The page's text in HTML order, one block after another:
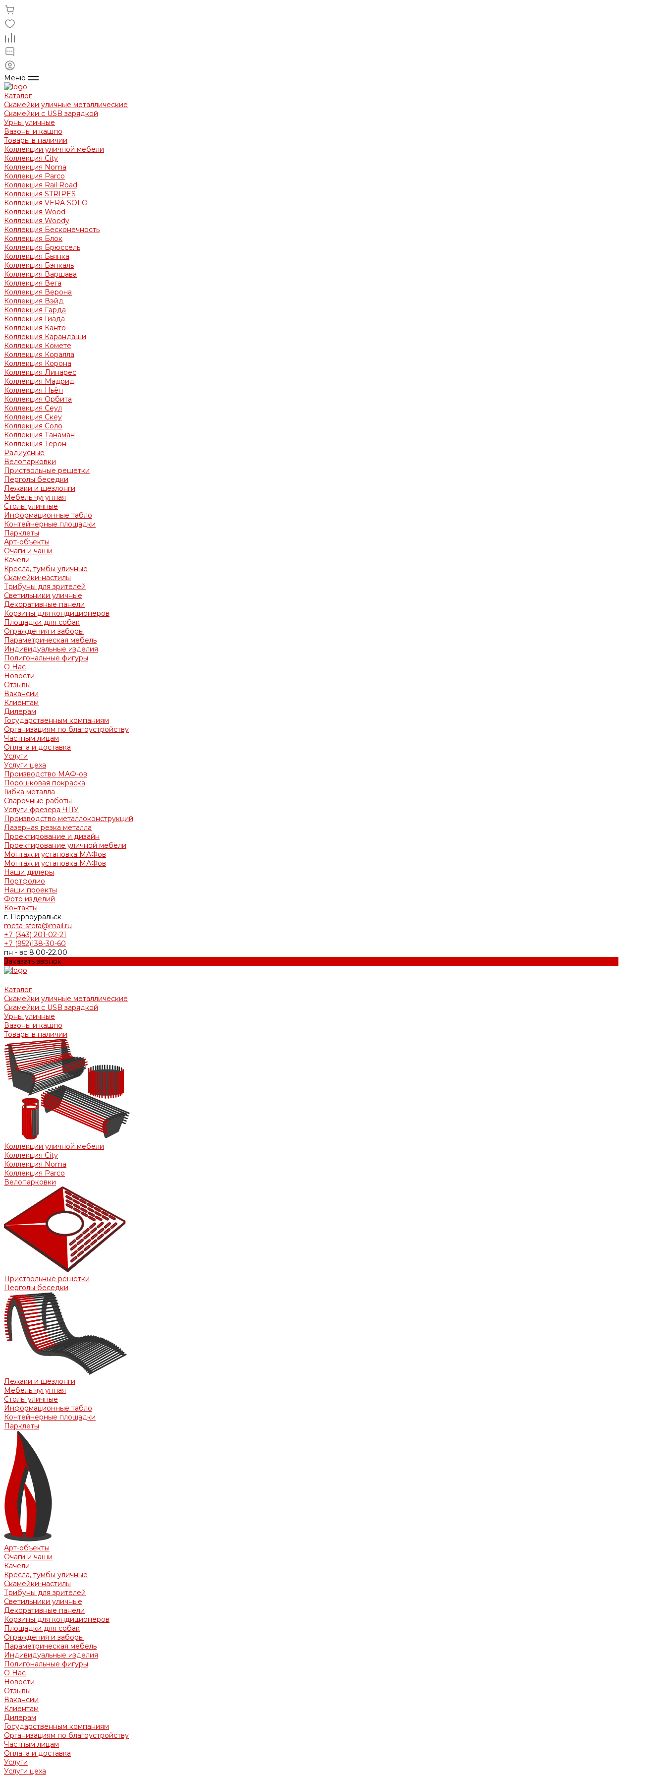
Меню
Каталог
Скамейки уличные металлические
Скамейки с USB зарядкой
Урны уличные
Вазоны и кашпо
Товары в наличии
Коллекции уличной мебели
Коллекция City
Коллекция Noma
Коллекция Parco
Коллекция Rail Road
Коллекция STRIPES
Коллекция VERA SOLO
Коллекция Wood
Коллекция Woody
Коллекция Бесконечность
Коллекция Блок
Коллекция Брюссель
Коллекция Бьянка
Коллекция Бэнкаль
Коллекция Варшава
Коллекция Вега
Коллекция Верона
Коллекция Вэйд
Коллекция Гарда
Коллекция Гиада
Коллекция Канто
Коллекция Карандаши
Коллекция Комете
Коллекция Коралла
Коллекция Корона
Коллекция Линарес
Коллекция Мадрид
Коллекция Ньён
Коллекция Орбита
Коллекция Сеул
Коллекция Скеу
Коллекция Соло
Коллекция Танаман
Коллекция Терон
Радиусные
Велопарковки
Приствольные решетки
Перголы беседки
Лежаки и шезлонги
Мебель чугунная
Столы уличные
Информационные табло
Контейнерные площадки
Парклеты
Арт-объекты
Очаги и чаши
Качели
Кресла, тумбы уличные
Скамейки-настилы
Трибуны для зрителей
Светильники уличные
Декоративные панели
Корзины для кондиционеров
Площадки для собак
Ограждения и заборы
Параметрическая мебель
Индивидуальные изделия
Полигональные фигуры
О Нас
Новости
Отзывы
Вакансии
Клиентам
Дилерам
Государственным компаниям
Организациям по благоустройству
Частным лицам
Оплата и доставка
Услуги
Услуги цеха
Производство МАФ-ов
Порошковая покраска
Гибка металла
Сварочные работы
Услуги фрезера ЧПУ
Производство металлоконструкций
Лазерная резка металла
Проектирование и дизайн
Проектирование уличной мебели
Монтаж и установка МАФов
Монтаж и установка МАФов
Наши дилеры
Портфолио
Наши проекты
Фото изделий
Контакты
г. Первоуральск
meta-sfera@mail.ru
+7 (343) 201-02-21
+7 (952)138-30-60
пн - вс 8.00-22.00
Заказать звонок
Каталог
Скамейки уличные металлические
Скамейки с USB зарядкой
Урны уличные
Вазоны и кашпо
Товары в наличии
Коллекции уличной мебели
Коллекция City
Коллекция Noma
Коллекция Parco
Велопарковки
Приствольные решетки
Перголы беседки
Лежаки и шезлонги
Мебель чугунная
Столы уличные
Информационные табло
Контейнерные площадки
Парклеты
Арт-объекты
Очаги и чаши
Качели
Кресла, тумбы уличные
Скамейки-настилы
Трибуны для зрителей
Светильники уличные
Декоративные панели
Корзины для кондиционеров
Площадки для собак
Ограждения и заборы
Параметрическая мебель
Индивидуальные изделия
Полигональные фигуры
О Нас
Новости
Отзывы
Вакансии
Клиентам
Дилерам
Государственным компаниям
Организациям по благоустройству
Частным лицам
Оплата и доставка
Услуги
Услуги цеха